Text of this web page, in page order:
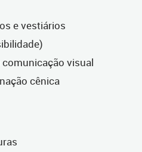
e vestiários
visual
cênica